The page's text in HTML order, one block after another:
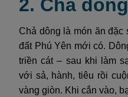
2. Chả
Chả dông là món ăn đặc
đất Phú Yên mới có.
triền cát – sau khi làm
với sả, hành, tiêu rồi
vàng giòn. Khi cắn vào,